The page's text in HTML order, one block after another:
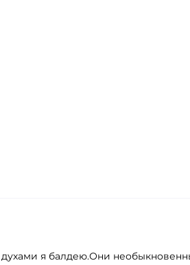
я балдею.Они